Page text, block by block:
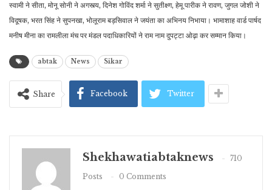
स्वामी ने सीता, मोनू सोनी ने अगस्त्य, दिनेश गोविंद शर्मा ने सुतीक्ष्ण, हेमू पारीक ने रावण, जुगल जोशी ने
विदूषक, भरत सिंह ने सुपनखा, भोलूराम बड़सिवाल ने जयंता का अभिनय निभाया। भामाशाह वार्ड पार्षद
मनीष मीना का रामलीला मंच पर मंडल पदाधिकारियों ने राम नाम दुपट्टा ओढ़ा कर सम्मान किया।
abtak News Sikar
Share Facebook Twitter
Shekhawatiabtaknews
710
Posts
0 Comments